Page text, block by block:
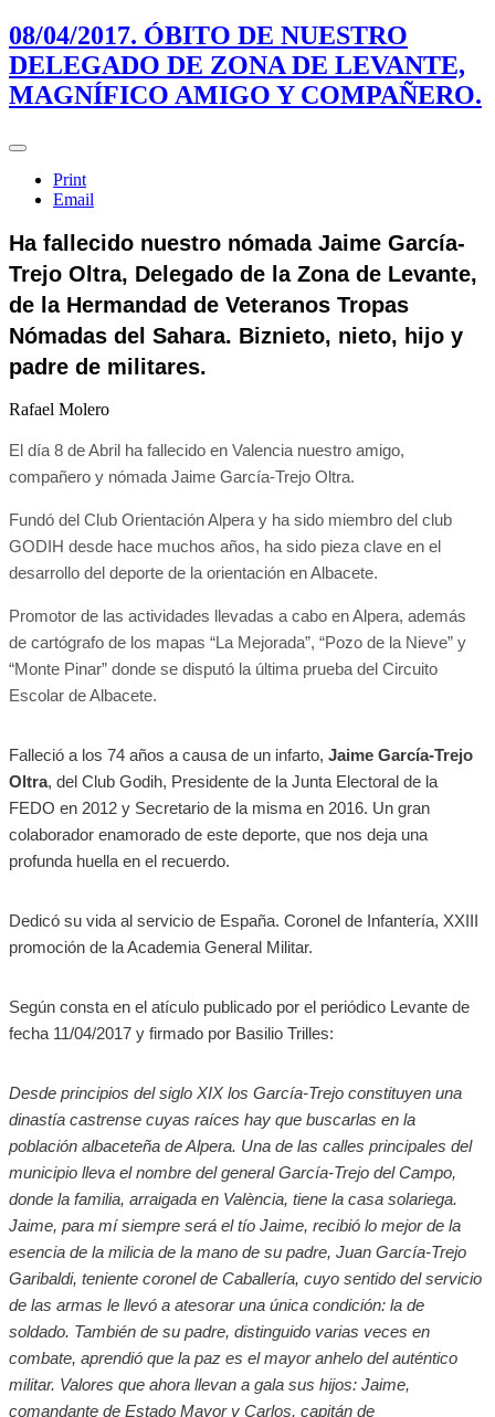
08/04/2017. ÓBITO DE NUESTRO
DELEGADO DE ZONA DE LEVANTE,
MAGNÍFICO AMIGO Y COMPAÑERO.
Print
Email
Ha fallecido nuestro nómada Jaime García-
Trejo Oltra, Delegado de la Zona de Levante,
de la Hermandad de Veteranos Tropas
Nómadas del Sahara. Biznieto, nieto, hijo y
padre de militares.
Rafael Molero
El día 8 de Abril ha fallecido en Valencia nuestro amigo,
compañero y nómada Jaime García-Trejo Oltra.
Fundó del Club Orientación Alpera y ha sido miembro del club
GODIH desde hace muchos años, ha sido pieza clave en el
desarrollo del deporte de la orientación en Albacete.
Promotor de las actividades llevadas a cabo en Alpera, además
de cartógrafo de los mapas “La Mejorada”, “Pozo de la Nieve” y
“Monte Pinar” donde se disputó la última prueba del Circuito
Escolar de Albacete.
Falleció a los 74 años a causa de un infarto, Jaime García-Trejo
Oltra, del Club Godih, Presidente de la Junta Electoral de la
FEDO en 2012 y Secretario de la misma en 2016. Un gran
colaborador enamorado de este deporte, que nos deja una
profunda huella en el recuerdo.
Dedicó su vida al servicio de España. Coronel de Infantería, XXIII
promoción de la Academia General Militar.
Según consta en el atículo publicado por el periódico Levante de
fecha 11/04/2017 y firmado por Basilio Trilles:
Desde principios del siglo XIX los García-Trejo constituyen una
dinastía castrense cuyas raíces hay que buscarlas en la
población albaceteña de Alpera. Una de las calles principales del
municipio lleva el nombre del general García-Trejo del Campo,
donde la familia, arraigada en València, tiene la casa solariega.
Jaime, para mí siempre será el tío Jaime, recibió lo mejor de la
esencia de la milicia de la mano de su padre, Juan García-Trejo
Garibaldi, teniente coronel de Caballería, cuyo sentido del servicio
de las armas le llevó a atesorar una única condición: la de
soldado. También de su padre, distinguido varias veces en
combate, aprendió que la paz es el mayor anhelo del auténtico
militar. Valores que ahora llevan a gala sus hijos: Jaime,
comandante de Estado Mayor y Carlos, capitán de